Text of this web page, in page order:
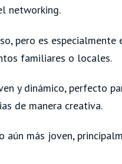
networking.
pero es
familiares o locales.
y dinámico, perfecto
de manera creativa.
aún más joven,